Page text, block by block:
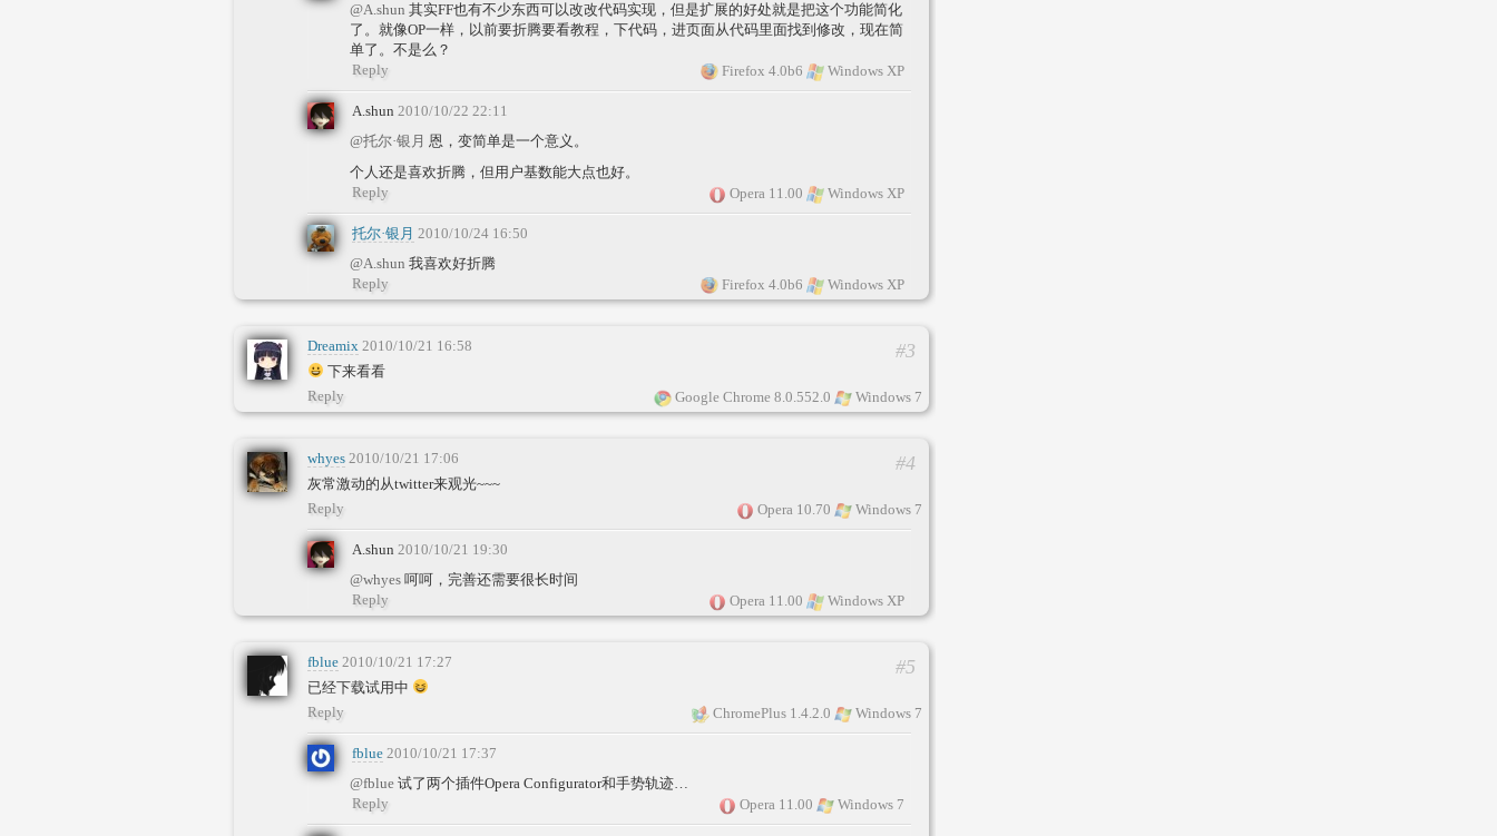
@A.shun 其实FF也有不少东西可以改改代码实现，但是扩展的好处就是把这个功能简化
了。就像OP一样，以前要折腾要看教程，下代码，进页面从代码里面找到修改，现在简
单了。不是么？
Firefox 4.0b6
Windows XP
Reply
A.shun 2010/10/22 22:11
@托尔·银月 恩，变简单是一个意义。
个人还是喜欢折腾，但用户基数能大点也好。
Opera 11.00
Windows XP
Reply
托尔·银月 2010/10/24 16:50
@A.shun 我喜欢好折腾
Firefox 4.0b6
Windows XP
Reply
Dreamix 2010/10/21 16:58
下来看看
Google Chrome 8.0.552.0
Windows 7
#3
Reply
whyes 2010/10/21 17:06
灰常激动的从twitter来观光~~~
Opera 10.70
Windows 7
#4
Reply
A.shun 2010/10/21 19:30
@whyes 呵呵，完善还需要很长时间
Opera 11.00
Windows XP
Reply
fblue 2010/10/21 17:27
已经下载试用中
ChromePlus 1.4.2.0
Windows 7
#5
Reply
fblue 2010/10/21 17:37
@fblue 试了两个插件Opera Configurator和手势轨迹…
Opera 11.00
Windows 7
Reply